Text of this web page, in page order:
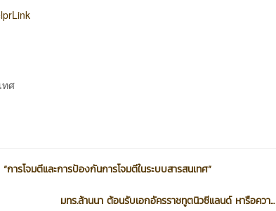
ทศ
ารโจมตีและการป้องกันการโจมตีในระบบสารสนเทศ”
มทร.ล้านนา ต้อนรับเอกอัครราชทูตนิวซีแลนด์ หารือควา...